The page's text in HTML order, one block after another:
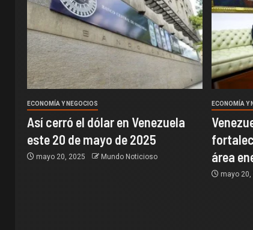
ECONOMÍA Y NEGOCIOS
Así cerró el dólar en Venezuela
este 20 de mayo de 2025
mayo 20, 2025 Mundo Noticioso
ECONOMÍA Y
área
mayo 20,